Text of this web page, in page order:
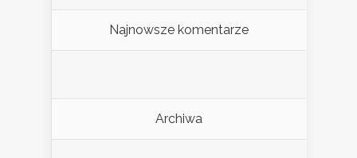
Najnowsze komentarze
Archiwa